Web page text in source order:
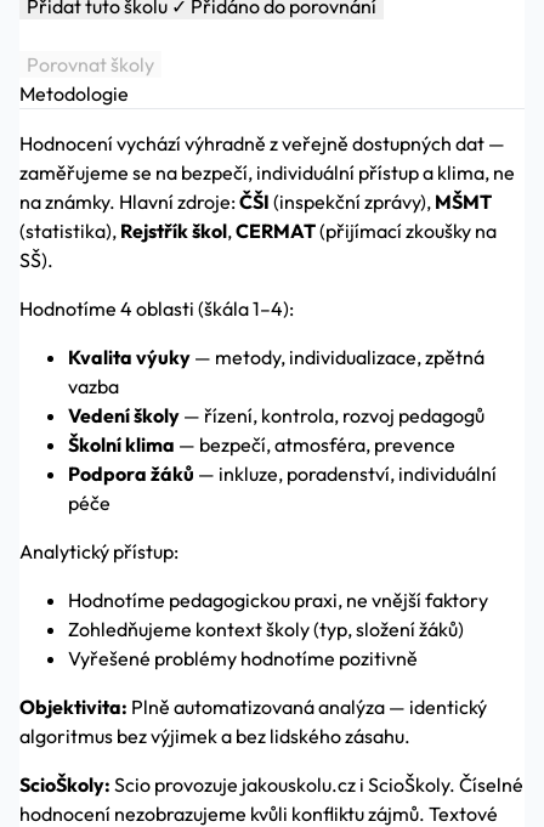
Přidat tuto školu ✓ Přidáno do porovnání
Porovnat školy
Metodologie
Hodnocení vychází výhradně z veřejně dostupných dat —
zaměřujeme se na bezpečí, individuální přístup a klima, ne
na známky. Hlavní zdroje:ČŠI (inspekční zprávy), MŠMT
(statistika), Rejstřík škol,CERMAT(přijímací zkoušky na
SŠ).
Hodnotíme 4 oblasti (škála 1–4):
Kvalita výuky — metody, individualizace, zpětná
vazba
Vedení školy — řízení, kontrola, rozvoj pedagogů
Školní klima — bezpečí, atmosféra, prevence
Podpora žáků — inkluze, poradenství, individuální
péče
Analytický přístup:
Hodnotíme pedagogickou praxi, ne vnější faktory
Zohledňujeme kontext školy (typ, složení žáků)
Vyřešené problémy hodnotíme pozitivně
Objektivita: Plně automatizovaná analýza — identický
algoritmus bez výjimek a bez lidského zásahu.
ScioŠkoly: Scio provozuje jakouskolu.cz i ScioŠkoly. Číselné
hodnocení nezobrazujeme kvůli konfliktu zájmů. Textové